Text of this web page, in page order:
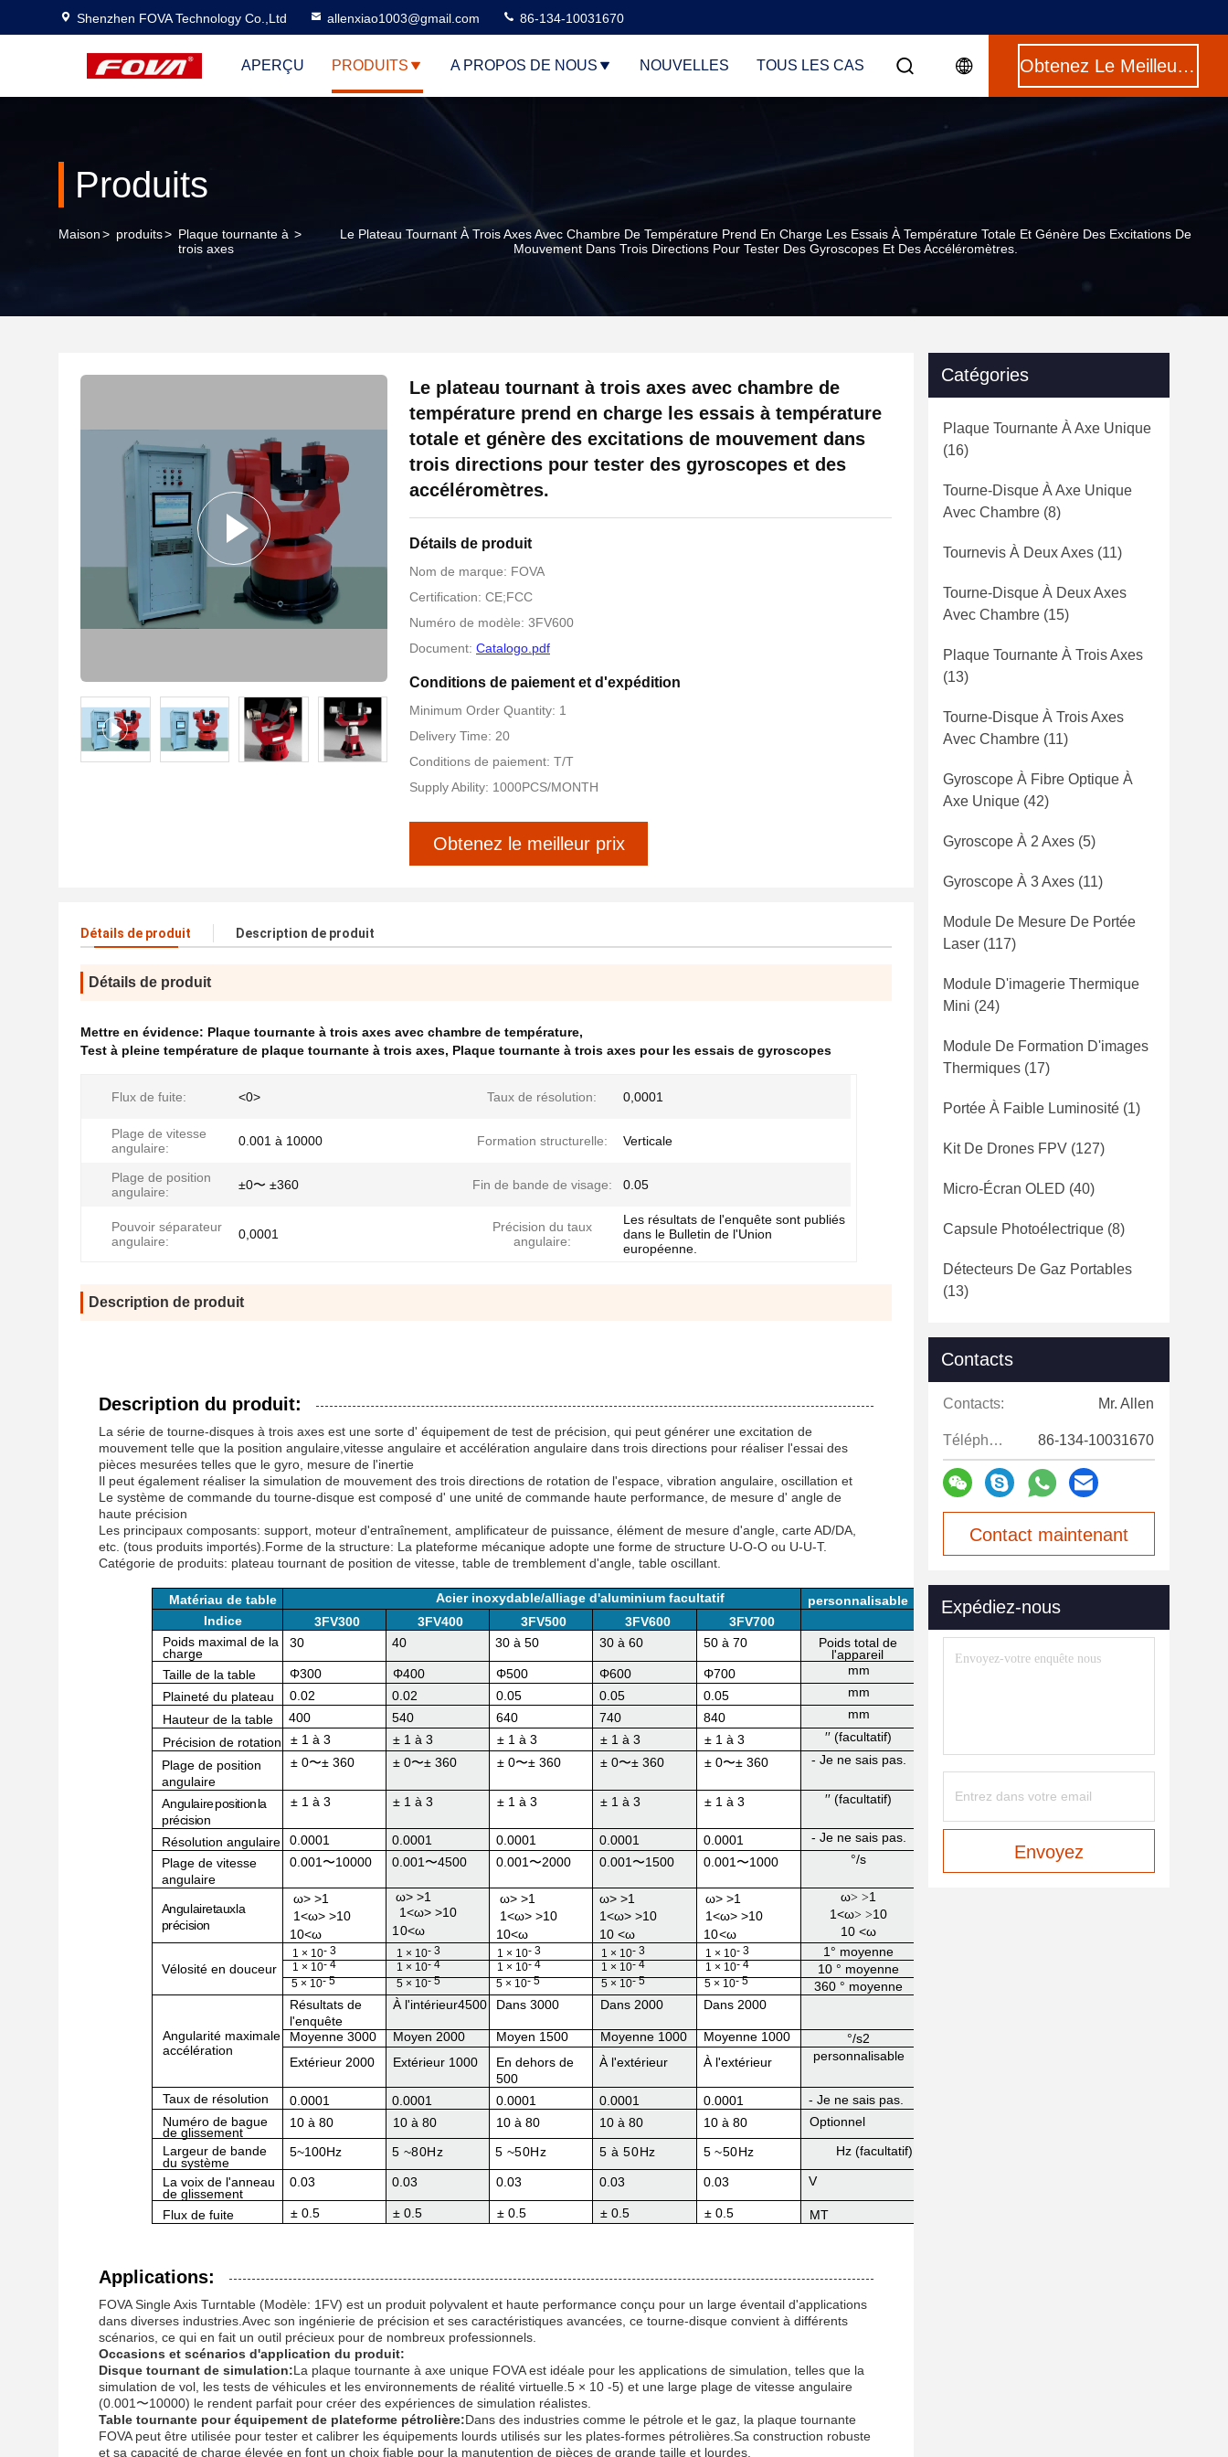
Shenzhen FOVA Technology Co.,Ltd allenxiao1003@gmail.com 86-134-10031670
APERÇU PRODUITS A PROPOS DE NOUS NOUVELLES TOUS LES CAS Obtenez Le Meilleur Prix
Produits
Maison> produits> Plaque tournante à
trois axes
>
Le Plateau Tournant À Trois Axes Avec Chambre De Température Prend En Charge Les Essais À Température Totale Et Génère Des Excitations De
Mouvement Dans Trois Directions Pour Tester Des Gyroscopes Et Des Accéléromètres.
Le plateau tournant à trois axes avec chambre de
température prend en charge les essais à température
totale et génère des excitations de mouvement dans
trois directions pour tester des gyroscopes et des
accéléromètres.
Détails de produit
Nom de marque: FOVA
Certification: CE;FCC
Numéro de modèle: 3FV600
Document: Catalogo.pdf
Conditions de paiement et d'expédition
Minimum Order Quantity: 1
Delivery Time: 20
Conditions de paiement: T/T
Supply Ability: 1000PCS/MONTH
Obtenez le meilleur prix
Détails de produit Description de produit
Détails de produit
Mettre en évidence: Plaque tournante à trois axes avec chambre de température,
Test à pleine température de plaque tournante à trois axes, Plaque tournante à trois axes pour les essais de gyroscopes
Flux de fuite: <0> Taux de résolution: 0,0001
Plage de vitesse
angulaire:
0.001 à 10000 Formation structurelle: Verticale
Plage de position
angulaire:
±0〜 ±360 Fin de bande de visage: 0.05
Pouvoir séparateur
angulaire:
0,0001
Précision du taux
angulaire:
Les résultats de l'enquête sont publiés
dans le Bulletin de l'Union
européenne.
Description de produit
Description du produit:
La série de tourne-disques à trois axes est une sorte d' équipement de test de précision, qui peut générer une excitation de
mouvement telle que la position angulaire,vitesse angulaire et accélération angulaire dans trois directions pour réaliser l'essai des
pièces mesurées telles que le gyro, mesure de l'inertie
Il peut également réaliser la simulation de mouvement des trois directions de rotation de l'espace, vibration angulaire, oscillation et
Le système de commande du tourne-disque est composé d' une unité de commande haute performance, de mesure d' angle de
haute précision
Les principaux composants: support, moteur d'entraînement, amplificateur de puissance, élément de mesure d'angle, carte AD/DA,
etc. (tous produits importés).Forme de la structure: La plateforme mécanique adopte une forme de structure U-O-O ou U-U-T.
Catégorie de produits: plateau tournant de position de vitesse, table de tremblement d'angle, table oscillant.
Matériau de table Acier inoxydable/alliage d'aluminium facultatif
personnalisable
Indice
3FV300 3FV400 3FV500 3FV600
3FV700
Poids maximal de la
charge
30 40 30 à 50 30 à 60 50 à 70
Poids total de
l'appareil
Taille de la table
Φ300 Φ400 Φ500 Φ600 Φ700
mm
Plaineté du plateau
0.02 0.02 0.05 0.05 0.05
mm
Hauteur de la table
400 540 640 740 840
mm
Précision de rotation
± 1 à 3 ± 1 à 3 ± 1 à 3 ± 1 à 3 ± 1 à 3
′′ (facultatif)
Plage de position
angulaire
± 0〜± 360 ± 0〜± 360 ± 0〜± 360 ± 0〜± 360 ± 0〜± 360 - Je ne sais pas.
Angulairepositionla
précision
± 1 à 3 ± 1 à 3 ± 1 à 3 ± 1 à 3 ± 1 à 3 ′′ (facultatif)
Résolution angulaire 0.0001 0.0001 0.0001 0.0001 0.0001
- Je ne sais pas.
Plage de vitesse
angulaire
0.001 〜10000 0.001 〜4500 0.001 〜2000 0.001 〜1500 0.001 〜1000 °/s
Angulairetauxla
précision
ω> >1
1<ω> >10
10<ω
ω> >1
1<ω> >10
10<ω
ω> >1
1<ω> >10
10<ω
ω> >1
1<ω> >10
10 <ω
ω> >1
1<ω> >10
10<ω
ω> >1
1<ω> >10
10 <ω
Vélosité en douceur
1 × 10- 3 1 × 10- 3 1 × 10- 3 1 × 10- 3 1 × 10- 3 1° moyenne
1 × 10- 4 1 × 10- 4 1 × 10- 4 1 × 10- 4 1 × 10- 4 10 ° moyenne
5 × 10- 5 5 × 10- 5 5 × 10- 5 5 × 10- 5 5 × 10- 5 360 ° moyenne
Angularité maximale
accélération
Résultats de
l'enquête
À l'intérieur4500 Dans 3000 Dans 2000 Dans 2000
Moyenne 3000 Moyen 2000 Moyen 1500 Moyenne 1000 Moyenne 1000
°/s2
Extérieur 2000
Extérieur 1000
En dehors de
500
À l'extérieur À l'extérieur personnalisable
Taux de résolution 0.0001 0.0001 0.0001 0.0001 0.0001
- Je ne sais pas.
Numéro de bague
de glissement
10 à 80 10 à 80 10 à 80 10 à 80 10 à 80
Optionnel
Largeur de bande
du système
5~100Hz 5 ~80Hz 5 ~50Hz 5 à 50Hz 5 ~50Hz Hz (facultatif)
La voix de l'anneau
de glissement
0.03 0.03 0.03 0.03 0.03 V
Flux de fuite ± 0.5 ± 0.5 ± 0.5 ± 0.5 ± 0.5 MT
Applications:
FOVA Single Axis Turntable (Modèle: 1FV) est un produit polyvalent et haute performance conçu pour un large éventail d'applications
dans diverses industries.Avec son ingénierie de précision et ses caractéristiques avancées, ce tourne-disque convient à différents
scénarios, ce qui en fait un outil précieux pour de nombreux professionnels.
Occasions et scénarios d'application du produit:
Disque tournant de simulation:La plaque tournante à axe unique FOVA est idéale pour les applications de simulation, telles que la
simulation de vol, les tests de véhicules et les environnements de réalité virtuelle.5 × 10 -5) et une large plage de vitesse angulaire
(0.001〜10000) le rendent parfait pour créer des expériences de simulation réalistes.
Table tournante pour équipement de plateforme pétrolière:Dans des industries comme le pétrole et le gaz, la plaque tournante
FOVA peut être utilisée pour tester et calibrer les équipements lourds utilisés sur les plates-formes pétrolières.Sa construction robuste
et sa capacité de charge élevée en font un choix fiable pour la manutention de pièces de grande taille et lourdes.
Catégories
Plaque Tournante À Axe Unique
(16)
Tourne-Disque À Axe Unique
Avec Chambre (8)
Tournevis À Deux Axes (11)
Tourne-Disque À Deux Axes
Avec Chambre (15)
Plaque Tournante À Trois Axes
(13)
Tourne-Disque À Trois Axes
Avec Chambre (11)
Gyroscope À Fibre Optique À
Axe Unique (42)
Gyroscope À 2 Axes (5)
Gyroscope À 3 Axes (11)
Module De Mesure De Portée
Laser (117)
Module D'imagerie Thermique
Mini (24)
Module De Formation D'images
Thermiques (17)
Portée À Faible Luminosité (1)
Kit De Drones FPV (127)
Micro-Écran OLED (40)
Capsule Photoélectrique (8)
Détecteurs De Gaz Portables
(13)
Contacts
Contacts: Mr. Allen
Téléphone: 86-134-10031670
Contact maintenant
Expédiez-nous
Envoyez